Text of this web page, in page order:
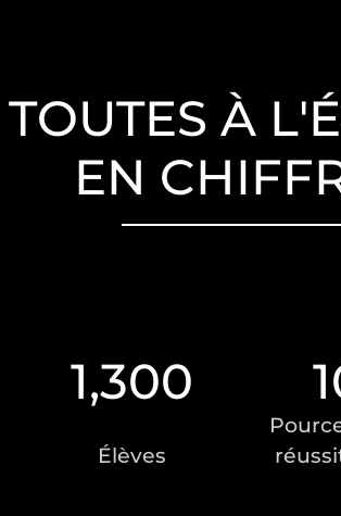
TOUTES À
EN
1,300
Élèves